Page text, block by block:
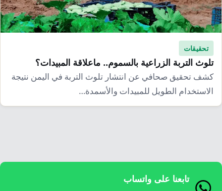
قضايا
معيشة
قصة
انفوجرافيك
قصص رقمية
تقارير صور
فيديو
تحقيقات
تلوث التربة الزراعية بالسموم.. ماعلاقة المبيدات؟
كشف تحقيق صحافي عن انتشار تلوث التربة في اليمن نتيجة
الاستخدام الطويل للمبيدات والأسمدة…
تابعنا على واتساب